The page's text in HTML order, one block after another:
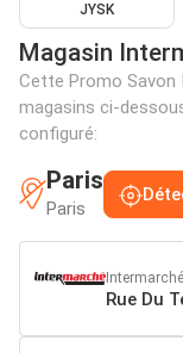
JYSK
Magasin
Cette Promo Savon
magasins ci-
configuré:
Paris
Paris
Intermarché
Rue Du